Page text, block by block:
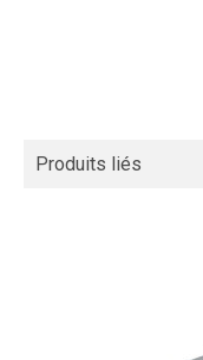
Produits liés